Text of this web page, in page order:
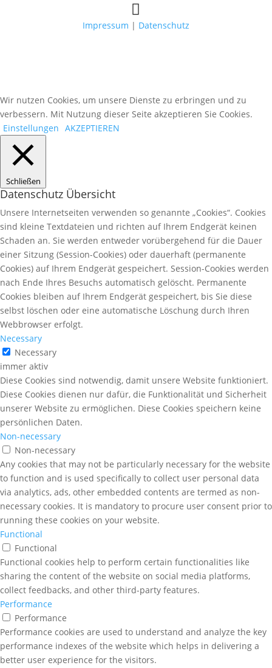

Impressum | Datenschutz
Wir nutzen Cookies, um unsere Dienste zu erbringen und zu
verbessern. Mit Nutzung dieser Seite akzeptieren Sie Cookies.
Einstellungen AKZEPTIEREN
Schließen
Datenschutz Übersicht
Unsere Internetseiten verwenden so genannte „Cookies“. Cookies
sind kleine Textdateien und richten auf Ihrem Endgerät keinen
Schaden an. Sie werden entweder vorübergehend für die Dauer
einer Sitzung (Session-Cookies) oder dauerhaft (permanente
Cookies) auf Ihrem Endgerät gespeichert. Session-Cookies werden
nach Ende Ihres Besuchs automatisch gelöscht. Permanente
Cookies bleiben auf Ihrem Endgerät gespeichert, bis Sie diese
selbst löschen oder eine automatische Löschung durch Ihren
Webbrowser erfolgt.
Necessary
Necessary
immer aktiv
Diese Cookies sind notwendig, damit unsere Website funktioniert.
Diese Cookies dienen nur dafür, die Funktionalität und Sicherheit
unserer Website zu ermöglichen. Diese Cookies speichern keine
persönlichen Daten.
Non-necessary
Non-necessary
Any cookies that may not be particularly necessary for the website
to function and is used specifically to collect user personal data
via analytics, ads, other embedded contents are termed as non-
necessary cookies. It is mandatory to procure user consent prior to
running these cookies on your website.
Functional
Functional
Functional cookies help to perform certain functionalities like
sharing the content of the website on social media platforms,
collect feedbacks, and other third-party features.
Performance
Performance
Performance cookies are used to understand and analyze the key
performance indexes of the website which helps in delivering a
better user experience for the visitors.